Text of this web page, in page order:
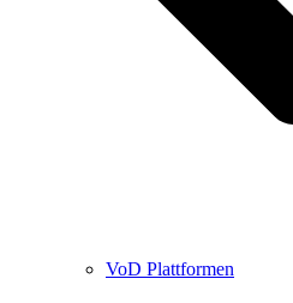
VoD Plattformen